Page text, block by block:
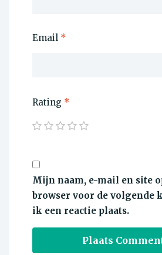
Email *
Rating *
Mijn naam, e-mail en site
browser voor de volgende
ik een reactie plaats.